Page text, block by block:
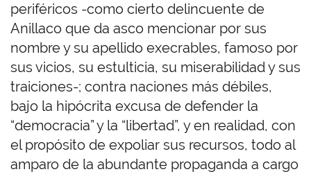
periféricos -como cierto delincuente de
Anillaco que da asco mencionar por sus
nombre y su apellido execrables, famoso por
sus vicios, su estulticia, su miserabilidad y sus
traiciones-; contra naciones más débiles,
bajo la hipócrita excusa de defender la
“democracia” y la “libertad”, y en realidad, con
el propósito de expoliar sus recursos, todo al
amparo de la abundante propaganda a cargo